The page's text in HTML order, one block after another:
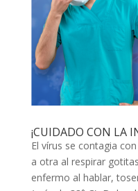
¡CUIDADO CON LA
El vírus se contagia
a otra al respirar
enfermo al hablar,